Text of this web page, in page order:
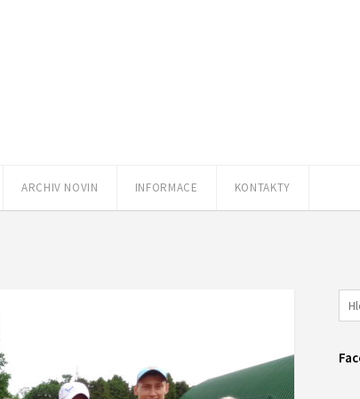
ARCHIV NOVIN INFORMACE KONTAKTY